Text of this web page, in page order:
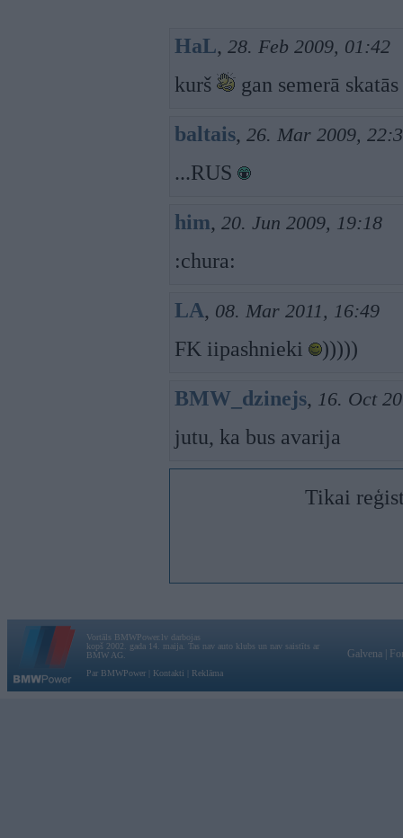
HaL, 28. Feb 2009, 01:42
kurš gan semerā
baltais, 26. Mar 2009,
...RUS
him, 20. Jun 2009, 19:18
:chura:
LA, 08. Mar 2011, 16:49
FK iipashnieki )))))
BMW_dzinejs, 16. Oct
jutu, ka bus avarija
Tikai
Vortāls BMWPower.lv darbojas
kopš 2002. gada 14. maija. Tas nav auto klubs un nav saistīts ar
BMW AG.
Par BMWPower
Kontakti Reklāma
Galvena